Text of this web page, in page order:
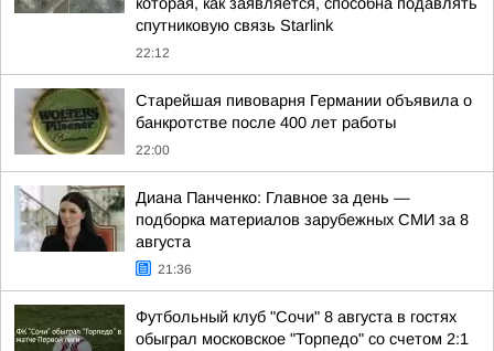
спутниковую связь Starlink
22:12
Старейшая пивоварня Германии объявила о
банкротстве после 400 лет работы
22:00
Диана Панченко: Главное за день —
подборка материалов зарубежных СМИ за 8
августа
21:36
Футбольный клуб "Сочи" 8 августа в гостях
обыграл московское "Торпедо" со счетом 2:1